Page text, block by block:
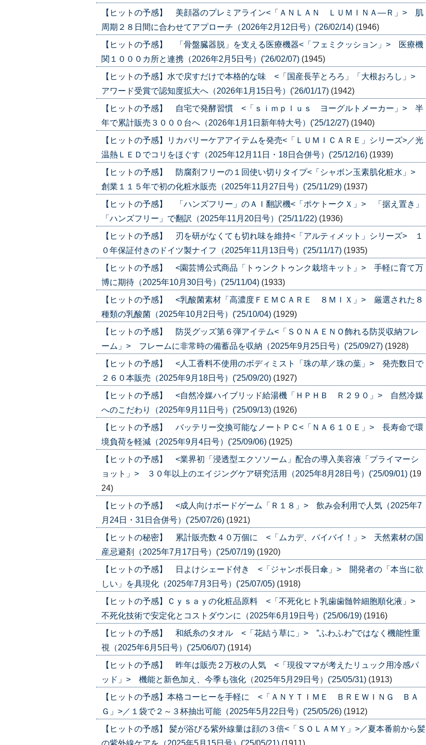
【ヒットの予感】 美顔器のプレミアライン<「ＡＮＬＡＮ ＬＵＭＩＮＡ―Ｒ」> 肌
周期２８日間に合わせてアプローチ（2026年2月12日号）('26/02/14) (1946)
【ヒットの予感】 「骨盤臓器脱」を支える医療機器<「フェミクッション」> 医療機
関１０００カ所と連携（2026年2月5日号）('26/02/07) (1945)
【ヒットの予感】水で戻すだけで本格的な味 <「国産長芋とろろ」「大根おろし」>
アワード受賞で認知度拡大へ（2026年1月15日号）('26/01/17) (1942)
【ヒットの予感】 自宅で発酵習慣 <「ｓｉｍｐｌｕｓ ヨーグルトメーカー」> 半
年で累計販売３０００台へ（2026年1月1日新年特大号）('25/12/27) (1940)
【ヒットの予感】リカバリーケアアイテムを発売<「ＬＵＭＩＣＡＲＥ」シリーズ>／光
温熱ＬＥＤでコリをほぐす（2025年12月11日・18日合併号）('25/12/16) (1939)
【ヒットの予感】 防腐剤フリーの１回使い切りタイプ<「シャボン玉素肌化粧水」>
創業１１５年で初の化粧水販売（2025年11月27日号）('25/11/29) (1937)
【ヒットの予感】 「ハンズフリー」のＡＩ翻訳機<「ポケトークＸ」> 「据え置き」
「ハンズフリー」で翻訳（2025年11月20日号）('25/11/22) (1936)
【ヒットの予感】 刃を研がなくても切れ味を維持<「アルティメット」シリーズ> １
０年保証付きのドイツ製ナイフ（2025年11月13日号）('25/11/17) (1935)
【ヒットの予感】 <園芸博公式商品「トゥンクトゥンク栽培キット」> 手軽に育て万
博に期待（2025年10月30日号）('25/11/04) (1933)
【ヒットの予感】 <乳酸菌素材「高濃度ＦＥＭＣＡＲＥ ８ＭＩＸ」> 厳選された８
種類の乳酸菌（2025年10月2日号）('25/10/04) (1929)
【ヒットの予感】 防災グッズ第６弾アイテム<「ＳＯＮＡＥＮＯ飾れる防災収納フレ
ーム」> フレームに非常時の備蓄品を収納（2025年9月25日号）('25/09/27) (1928)
【ヒットの予感】 <人工香料不使用のボディミスト「珠の草／珠の葉」> 発売数日で
２６０本販売（2025年9月18日号）('25/09/20) (1927)
【ヒットの予感】 <自然冷媒ハイブリッド給湯機「ＨＰＨＢ Ｒ２９０」> 自然冷媒
へのこだわり（2025年9月11日号）('25/09/13) (1926)
【ヒットの予感】 バッテリー交換可能なノートＰＣ<「ＮＡ６１０Ｅ」> 長寿命で環
境負荷を軽減（2025年9月4日号）('25/09/06) (1925)
【ヒットの予感】 <業界初「浸透型エクソソーム」配合の導入美容液「プライマーシ
ョット」> ３０年以上のエイジングケア研究活用（2025年8月28日号）('25/09/01) (19
24)
【ヒットの予感】 <成人向けボードゲーム「Ｒ１８」> 飲み会利用で人気（2025年7
月24日・31日合併号）('25/07/26) (1921)
【ヒットの秘密】 累計販売数４０万個に <「ムカデ、バイバイ！」> 天然素材の国
産忌避剤（2025年7月17日号）('25/07/19) (1920)
【ヒットの予感】 日よけシェード付き <「ジャンボ長日傘」> 開発者の「本当に欲
しい」を具現化（2025年7月3日号）('25/07/05) (1918)
【ヒットの予感】Ｃｙｓａｙの化粧品原料 <「不死化ヒト乳歯歯髄幹細胞順化液」>
不死化技術で安定化とコストダウンに（2025年6月19日号）('25/06/19) (1916)
【ヒットの予感】 和紙糸のタオル <「花結う草に」> ”ふわふわ”ではなく機能性重
視（2025年6月5日号）('25/06/07) (1914)
【ヒットの予感】 昨年は販売２万枚の人気 <「現役ママが考えたリュック用冷感パ
ッド」> 機能と新色加え、今季も強化（2025年5月29日号）('25/05/31) (1913)
【ヒットの予感】本格コーヒーを手軽に <「ＡＮＹＴＩＭＥ ＢＲＥＷＩＮＧ ＢＡ
Ｇ」>／１袋で２～３杯抽出可能（2025年5月22日号）('25/05/26) (1912)
【ヒットの予感】 髪が浴びる紫外線量は顔の３倍<「ＳＯＬＡＭＹ」>／夏本番前から髪
の紫外線ケアを（2025年5月15日号）('25/05/21) (1911)